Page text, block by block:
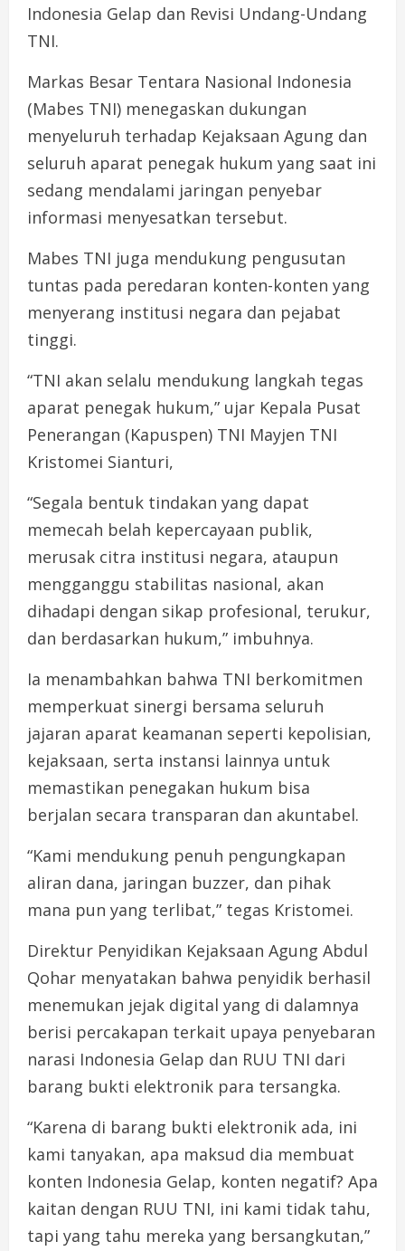
Indonesia Gelap dan Revisi Undang-Undang
TNI.
Markas Besar Tentara Nasional Indonesia
(Mabes TNI) menegaskan dukungan
menyeluruh terhadap Kejaksaan Agung dan
seluruh aparat penegak hukum yang saat ini
sedang mendalami jaringan penyebar
informasi menyesatkan tersebut.
Mabes TNI juga mendukung pengusutan
tuntas pada peredaran konten-konten yang
menyerang institusi negara dan pejabat
tinggi.
“TNI akan selalu mendukung langkah tegas
aparat penegak hukum,” ujar Kepala Pusat
Penerangan (Kapuspen) TNI Mayjen TNI
Kristomei Sianturi,
“Segala bentuk tindakan yang dapat
memecah belah kepercayaan publik,
merusak citra institusi negara, ataupun
mengganggu stabilitas nasional, akan
dihadapi dengan sikap profesional, terukur,
dan berdasarkan hukum,” imbuhnya.
Ia menambahkan bahwa TNI berkomitmen
memperkuat sinergi bersama seluruh
jajaran aparat keamanan seperti kepolisian,
kejaksaan, serta instansi lainnya untuk
memastikan penegakan hukum bisa
berjalan secara transparan dan akuntabel.
“Kami mendukung penuh pengungkapan
aliran dana, jaringan buzzer, dan pihak
mana pun yang terlibat,” tegas Kristomei.
Direktur Penyidikan Kejaksaan Agung Abdul
Qohar menyatakan bahwa penyidik berhasil
menemukan jejak digital yang di dalamnya
berisi percakapan terkait upaya penyebaran
narasi Indonesia Gelap dan RUU TNI dari
barang bukti elektronik para tersangka.
“Karena di barang bukti elektronik ada, ini
kami tanyakan, apa maksud dia membuat
konten Indonesia Gelap, konten negatif? Apa
kaitan dengan RUU TNI, ini kami tidak tahu,
tapi yang tahu mereka yang bersangkutan,”